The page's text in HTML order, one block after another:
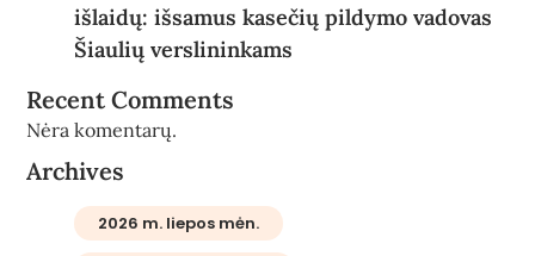
išlaidų: išsamus kasečių pildymo vadovas
Šiaulių verslininkams
Recent Comments
Nėra komentarų.
Archives
2026 m. liepos mėn.